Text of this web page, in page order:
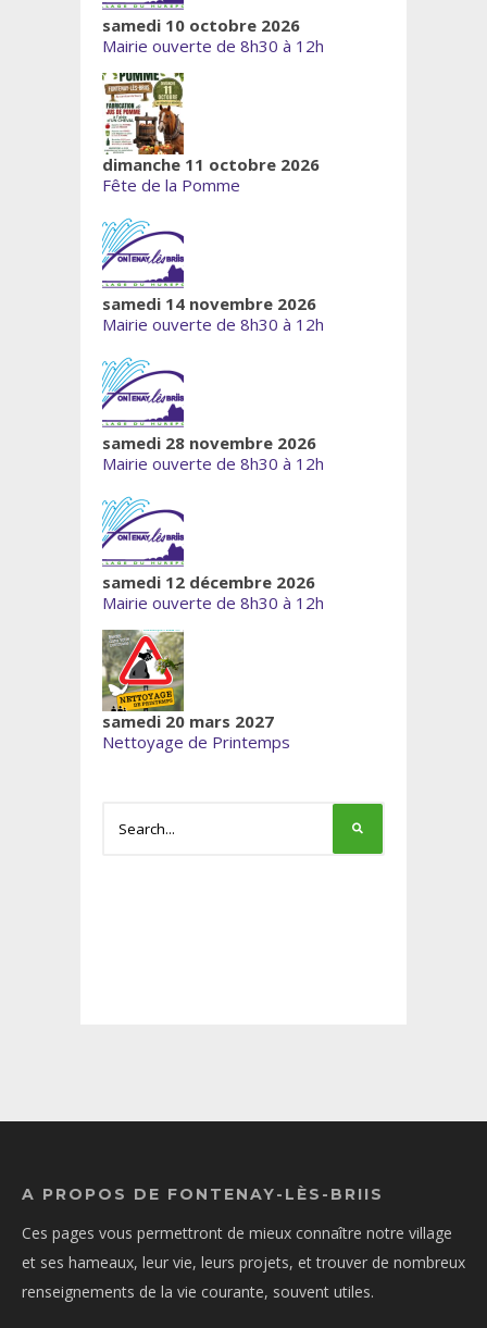
samedi 10 octobre 2026
Mairie ouverte de 8h30 à 12h
dimanche 11 octobre 2026
Fête de la Pomme
samedi 14 novembre 2026
Mairie ouverte de 8h30 à 12h
samedi 28 novembre 2026
Mairie ouverte de 8h30 à 12h
samedi 12 décembre 2026
Mairie ouverte de 8h30 à 12h
samedi 20 mars 2027
Nettoyage de Printemps
A PROPOS DE FONTENAY-LÈS-BRIIS
Ces pages vous permettront de mieux connaître notre village
et ses hameaux, leur vie, leurs projets, et trouver de nombreux
renseignements de la vie courante, souvent utiles.